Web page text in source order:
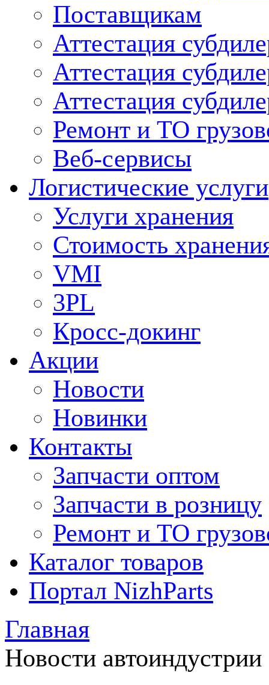
Поставщикам
Аттестация
Аттестация
Аттестация
Ремонт и ТО
Веб-сервисы
Логистические услуги
Услуги хранения
Стоимость
VMI
3PL
Кросс-докинг
Акции
Новости
Новинки
Контакты
Запчасти оптом
Запчасти в розницу
Ремонт и ТО
Каталог товаров
Портал NizhParts
Главная
Новости автоиндустрии